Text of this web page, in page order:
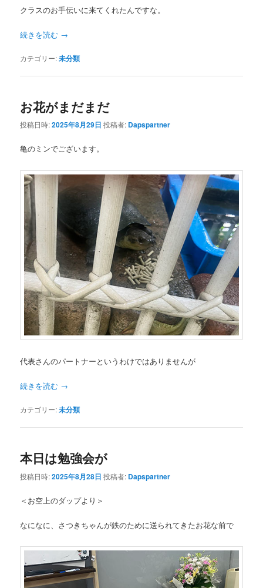
クラスのお手伝いに来てくれたんですな。
続きを読む →
カテゴリー:未分類
お花がまだまだ
投稿日時:2025年8月29日 投稿者: Dapspartner
亀のミンでございます。
代表さんのパートナーというわけではありませんが
続きを読む →
カテゴリー:未分類
本日は勉強会が
投稿日時:2025年8月28日 投稿者: Dapspartner
＜お空上のダップより＞
なになに、さつきちゃんが鉄のために送られてきたお花な前で